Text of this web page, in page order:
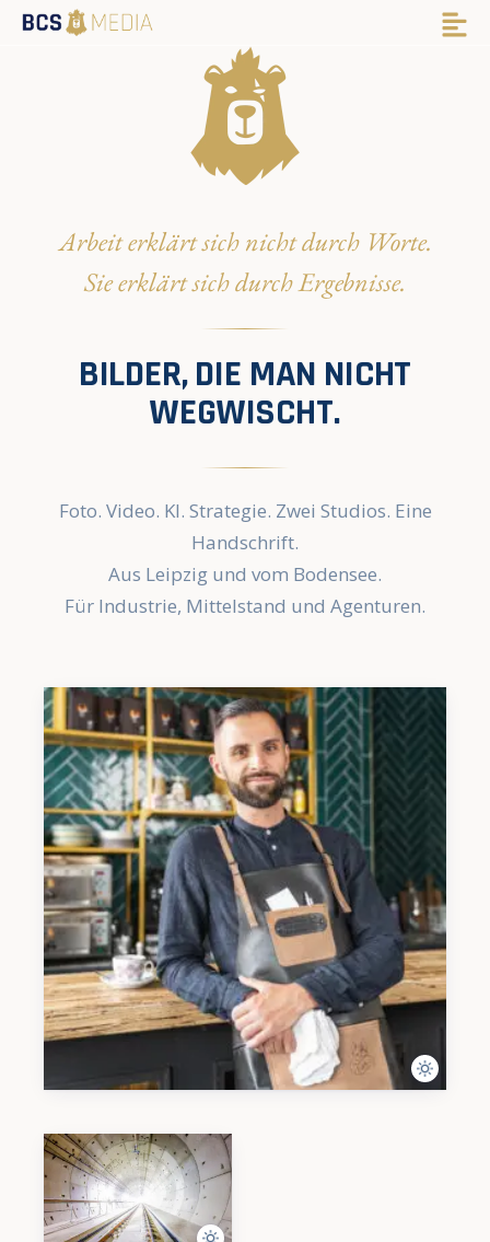
Arbeit erklärt sich nicht durch Worte.
Sie erklärt sich durch Ergebnisse.
BILDER, DIE MAN NICHT
WEGWISCHT.
Foto. Video. KI. Strategie. Zwei Studios. Eine
Handschrift.
Aus Leipzig und vom Bodensee.
Für Industrie, Mittelstand und Agenturen.